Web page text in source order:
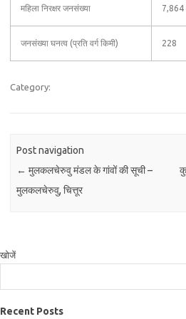
महिला निरक्षर जनसंख्या 7,864
जनसंख्या घनत्व (प्रति वर्ग किमी) 228
Category:
Post navigation
← मुलकलचेरुवु मंडल के गांवों की सूची –
मुलकलचेरुवु, चित्तूर
खोजें
Recent Posts